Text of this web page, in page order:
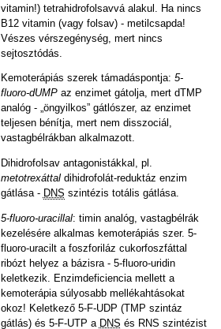
vitamin!) tetrahidrofolsavvá alakul. Ha nincs
B12 vitamin (vagy folsav) - metilcsapda!
Vészes vérszegénység, mert nincs
sejtosztódás.
Kemoterápiás szerek támadáspontja: 5-
fluoro-dUMPaz enzimet gátolja, mert dTMP
analóg - „öngyilkos” gátlószer, az enzimet
teljesen bénítja, mert nem disszociál,
vastagbélrákban alkalmazott.
Dihidrofolsav antagonistákkal, pl.
metotrexáttaldihidrofolát-reduktáz enzim
gátlása - DNS szintézis totális gátlása.
5-fluoro-uracillal: timin analóg, vastagbélrák
kezelésére alkalmas kemoterápiás szer. 5-
fluoro-uracilt a foszforiláz cukorfoszfáttal
ribózt helyez a bázisra - 5-fluoro-uridin
keletkezik. Enzimdeficiencia mellett a
kemoterápia súlyosabb mellékahtásokat
okoz! Keletkező 5-F-UDP (TMP szintáz
gátlás) és 5-F-UTP a DNS és RNS szintézist